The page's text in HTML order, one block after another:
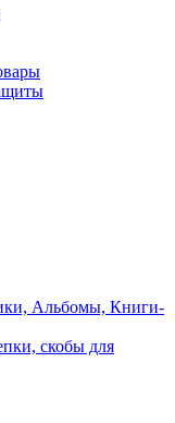
Альбомы, Книги-
скобы для